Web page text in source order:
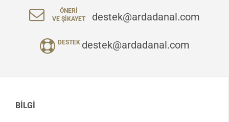
ÖNERI
VE ŞIKAYET
destek@ardadanal.com
DESTEK destek@ardadanal.com
BILGI